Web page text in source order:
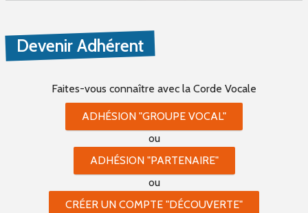
Devenir Adhérent
Faites-vous connaître avec la Corde Vocale
ADHÉSION "GROUPE VOCAL"
ou
ADHÉSION "PARTENAIRE"
ou
CRÉER UN COMPTE "DÉCOUVERTE"